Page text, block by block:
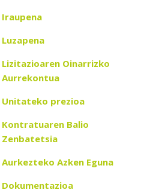
Iraupena
Luzapena
Lizitazioaren Oinarrizko
Aurrekontua
Unitateko prezioa
Kontratuaren Balio
Zenbatetsia
Aurkezteko Azken Eguna
Dokumentazioa